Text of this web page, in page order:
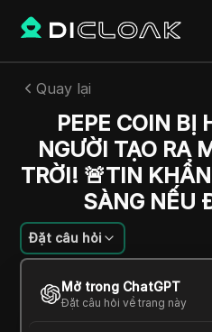
Quay lại
PEPE COIN BỊ
NGƯỜI TẠO RA
TRỜI! 🚨TIN
SÀNG NẾU
Đặt câu hỏi
Mở trong ChatGPT
Đặt câu hỏi về trang này
Rafael Almeida
14 Th02 2025 3 Đọc